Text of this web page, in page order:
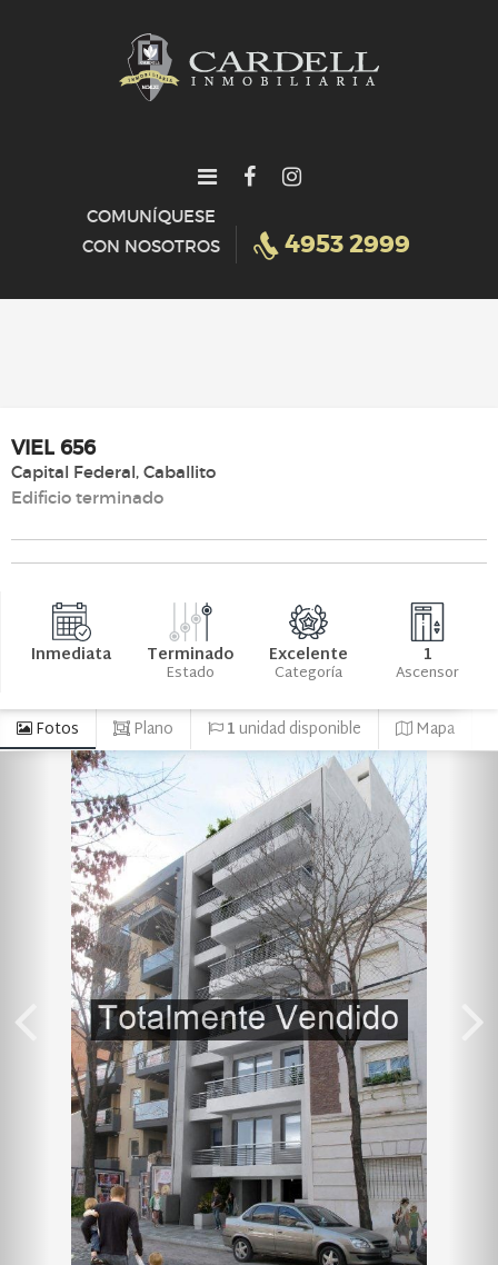
COMUNÍQUESE
CON NOSOTROS
4953 2999
NOSOTROS
SERVICIOS
QUIERO VENDER
PROPIEDADES
EMPRENDIMIENTOS
CONTACTO
VIEL 656
Capital Federal Caballito
Edificio terminado
Inmediata Terminado
Estado
Excelente
Categoría
1
Ascensor
Fotos Plano 1unidad disponible Mapa